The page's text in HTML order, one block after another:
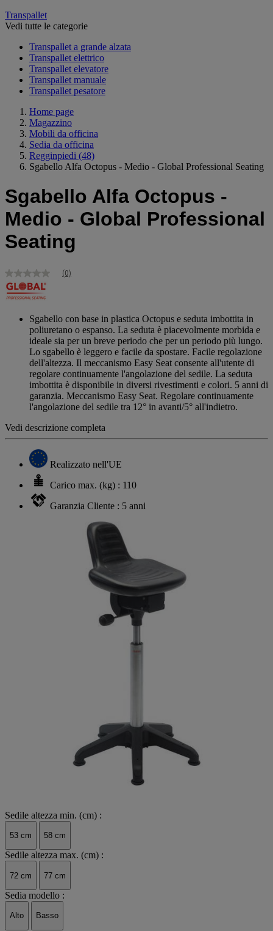
Transpallet
Vedi tutte le categorie
Transpallet a grande alzata
Transpallet elettrico
Transpallet elevatore
Transpallet manuale
Transpallet pesatore
Home page
Magazzino
Mobili da officina
Sedia da officina
Regginpiedi (48)
Sgabello Alfa Octopus - Medio - Global Professional Seating
Sgabello Alfa Octopus -
Medio - Global Professional
Seating
Nessuna
valutazione
Stesso
pagina.
(0)
Sgabello con base in plastica Octopus e seduta imbottita in
poliuretano o espanso. La seduta è piacevolmente morbida e
ideale sia per un breve periodo che per un periodo più lungo.
Lo sgabello è leggero e facile da spostare. Facile regolazione
dell'altezza. Il meccanismo Easy Seat consente all'utente di
regolare continuamente l'angolazione del sedile. La seduta
imbottita è disponibile in diversi rivestimenti e colori. 5 anni di
garanzia. Meccanismo Easy Seat. Regolare continuamente
l'angolazione del sedile tra 12° in avanti/5° all'indietro.
Vedi descrizione completa
Realizzato nell'UE
Carico max. (kg) : 110
Garanzia Cliente : 5 anni
Sedile altezza min. (cm) :
53 cm 58 cm
Sedile altezza max. (cm) :
72 cm 77 cm
Sedia modello :
Alto Basso